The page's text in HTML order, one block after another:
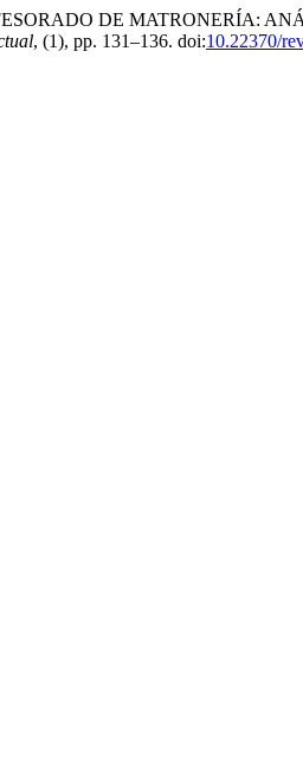
DE MATRONERÍA:
, (1), pp. 131–136. doi:10.22370/